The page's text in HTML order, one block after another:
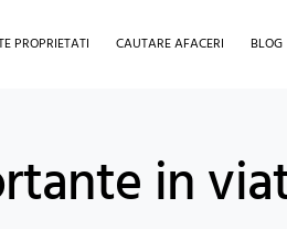
PROPRIETATI CAUTARE AFACERI BLOG
in